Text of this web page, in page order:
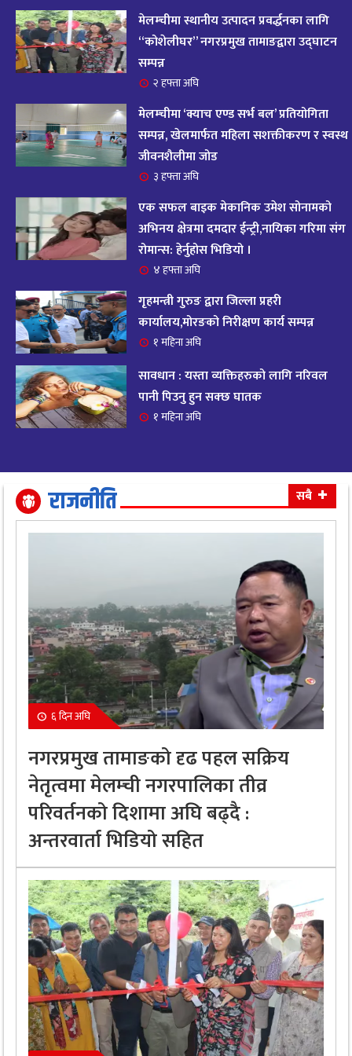
१४ आज २०८२ साल भदौ १६ गते सोमबारको राशिफल
११ महिना अघि
१५
आजको राशिफल : २०८२ भदौ १२ गते बिहीवार, २८
अगस्ट २०२५
११ महिना अघि
१६ आजको राशिफल – २०८२ साल भाद्र १० गते, मंगलबार
१७ आजको राशिफल – २०८२ साल भाद्र १० गते, मंगलबार
११ महिना अघि
१८
आजको राशिफल : आइतवार, ८ भदौ २०८२ (२४ अगस्ट
२०२५)
११ महिना अघि
१९ आजको राशिफल २०८२ भदाै ४ गते, बुधवार
११ महिना अघि
धैर्यले सफलता मिल्नेछ
११ महिना अघि
मेलम्चीमा स्थानीय उत्पादन प्रवर्द्धनका लागि
“कोशेलीघर” नगरप्रमुख तामाङद्वारा उद्घाटन
सम्पन्न
२ हफ्ता अघि
मेलम्चीमा ‘क्याच एण्ड सर्भ बल’ प्रतियोगिता
सम्पन्न, खेलमार्फत महिला सशक्तीकरण र स्वस्थ
जीवनशैलीमा जोड
३ हफ्ता अघि
एक सफल बाइक मेकानिक उमेश सोनामको
अभिनय क्षेत्रमा दमदार ईन्ट्री,नायिका गरिमा संग
रोमान्स: हेर्नुहोस भिडियो ।
४ हफ्ता अघि
गृहमन्त्री गुरुङ द्वारा जिल्ला प्रहरी
कार्यालय,मोरङको निरीक्षण कार्य सम्पन्न
१ महिना अघि
सावधान : यस्ता व्यक्तिहरुको लागि नरिवल
पानी पिउनु हुन सक्छ घातक
१ महिना अघि
राजनीति सबै
६ दिन अघि
नगरप्रमुख तामाङको दृढ पहल सक्रिय
नेतृत्वमा मेलम्ची नगरपालिका तीव्र
परिवर्तनको दिशामा अघि बढ्दै :
अन्तरवार्ता भिडियो सहित